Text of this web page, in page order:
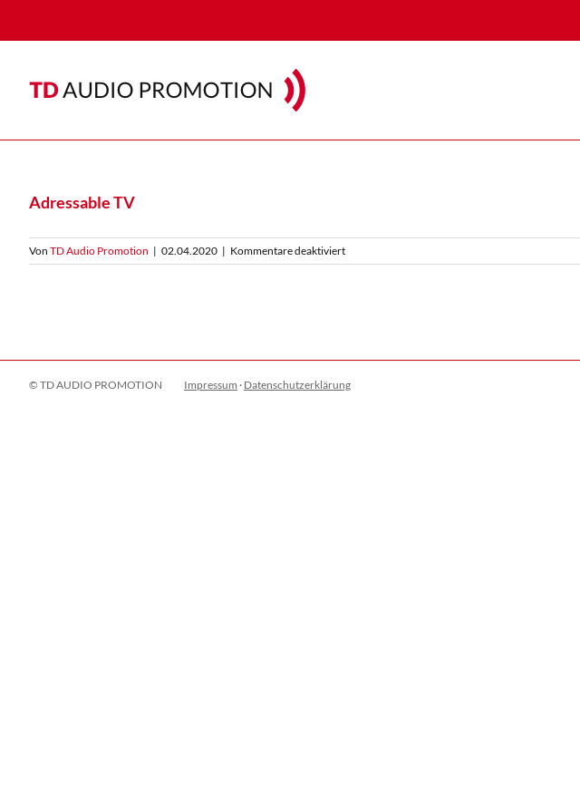
Adressable TV
Von TD Audio Promotion | 02.04.2020 | Kommentare deaktiviertfür
Adressable
© TD AUDIO PROMOTION Impressum · Datenschutzerklärung